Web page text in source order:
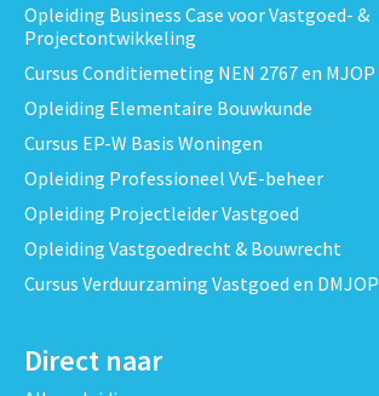
Opleiding Business Case voor Vastgoed- &
Projectontwikkeling
Cursus Conditiemeting NEN 2767 en MJOP
Opleiding Elementaire Bouwkunde
Cursus EP-W Basis Woningen
Opleiding Professioneel VvE-beheer
Opleiding Projectleider Vastgoed
Opleiding Vastgoedrecht & Bouwrecht
Cursus Verduurzaming Vastgoed en DMJOP
Direct naar